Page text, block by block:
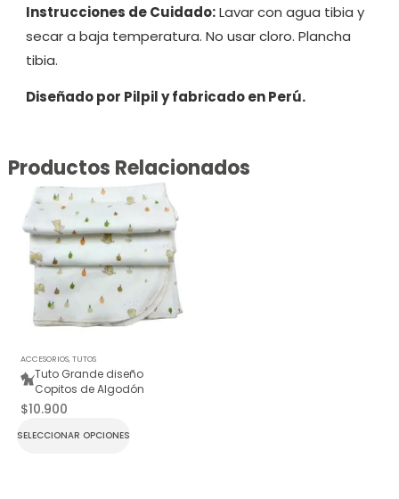
Instrucciones de Cuidado:Lavar con agua tibia y
secar a baja temperatura. No usar cloro. Plancha
tibia.
Diseñado por Pilpil y fabricado en Perú.
Productos Relacionados
ACCESORIOS,TUTOS
Tuto Grande diseño
Copitos de Algodón
$10.900
SELECCIONAR OPCIONES